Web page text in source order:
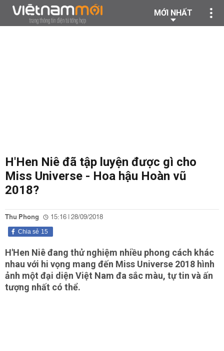
MỚI NHẤT
H'Hen Niê đã tập luyện được gì cho
Miss Universe - Hoa hậu Hoàn vũ
2018?
Thu Phong 15:16 | 28/09/2018
15
Chia sẻ
H'Hen Niê đang thử nghiệm nhiều phong cách khác
nhau với hi vọng mang đến Miss Universe 2018 hình
ảnh một đại diện Việt Nam đa sắc màu, tự tin và ấn
tượng nhất có thể.